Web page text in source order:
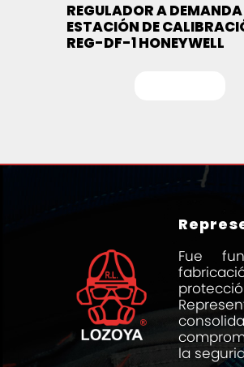
REGULADOR A
ESTACIÓN DE
REG-DF-1 HONEYWELL
Fue
la